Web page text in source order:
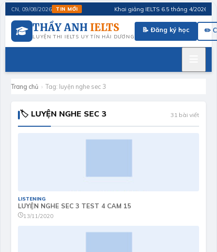
CN, 09/08/2026 TIN MỚI Khai giảng IELTS 6.5 tháng 4/2026 ·
THẦY ANH IELTS
LUYỆN THI IELTS UY TÍN HẢI DƯƠNG
📝 Đăng ký học ✏️
Trang chủ › Tag: luyện nghe sec 3
🏷 LUYỆN NGHE SEC 3 31 bài viết
LISTENING
LUYỆN NGHE SEC 3 TEST 4 CAM 15
13/11/2020